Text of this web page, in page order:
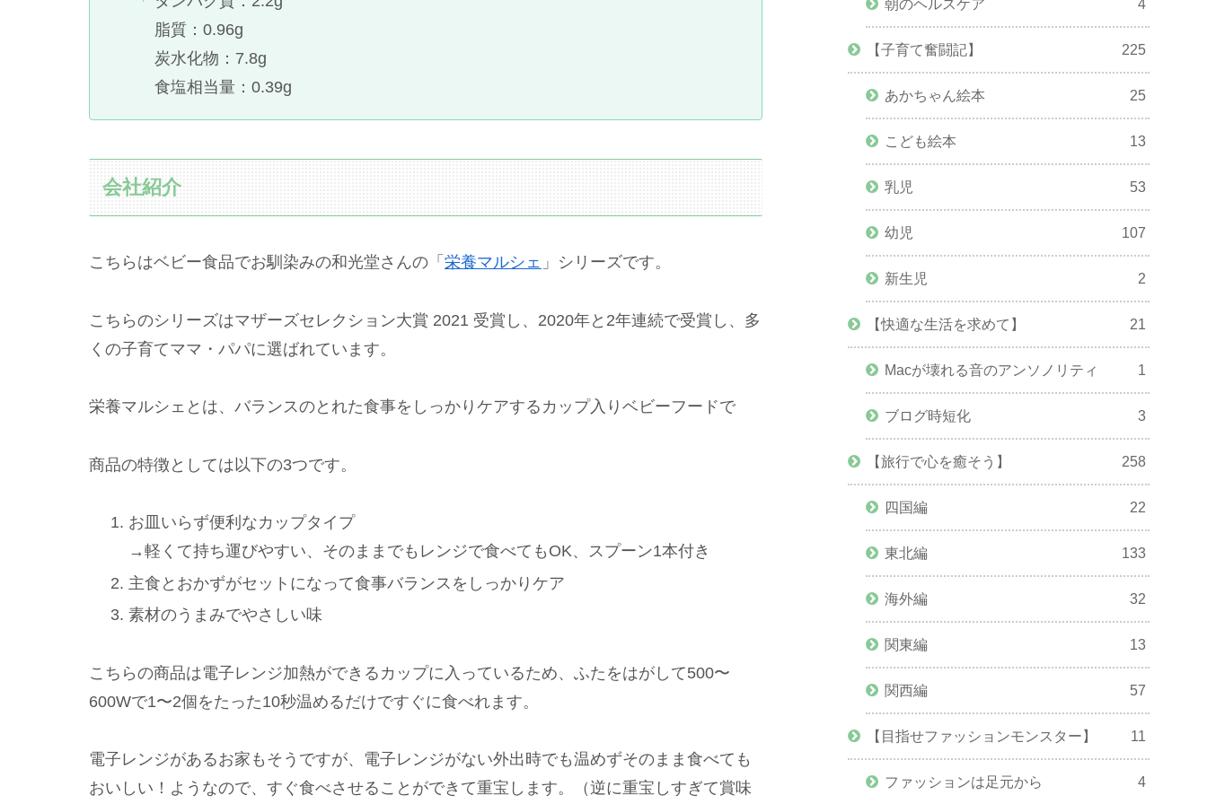
脂質：0.96g
炭水化物：7.8g
食塩相当量：0.39g
会社紹介
こちらはベビー食品でお馴染みの和光堂さんの「 栄養マルシェ 」シリーズです。
こちらのシリーズはマザーズセレクション大賞 2021 受賞し、2020年と2年連続で受賞し、多
くの子育てママ・パパに選ばれています。
栄養マルシェとは、バランスのとれた食事をしっかりケアするカップ入りベビーフードで
商品の特徴としては以下の3つです。
お皿いらず便利なカップタイプ
→軽くて持ち運びやすい、そのままでもレンジで食べてもOK、スプーン1本付き
主食とおかずがセットになって食事バランスをしっかりケア
素材のうまみでやさしい味
こちらの商品は電子レンジ加熱ができるカップに入っているため、ふたをはがして500〜
600Wで1〜2個をたった10秒温めるだけですぐに食べれます。
電子レンジがあるお家もそうですが、電子レンジがない外出時でも温めずそのまま食べても
おいしい！ようなので、すぐ食べさせることができて重宝します。（逆に重宝しすぎて賞味
朝のヘルスケア 4
【子育て奮闘記】 225
あかちゃん絵本 25
こども絵本 13
乳児 53
幼児 107
新生児 2
【快適な生活を求めて】 21
Macが壊れる音のアンソノリティ 1
ブログ時短化 3
【旅行で心を癒そう】 258
四国編 22
東北編 133
海外編 32
関東編 13
関西編 57
【目指せファッションモンスター】 11
ファッションは足元から 4